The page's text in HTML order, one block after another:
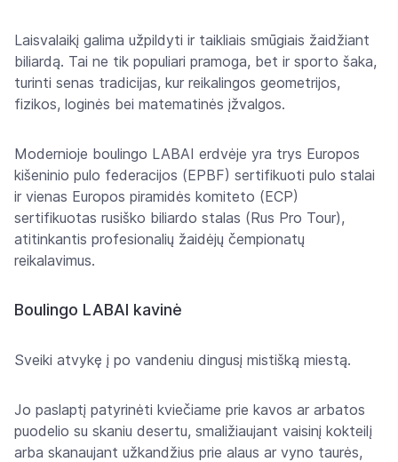
Laisvalaikį galima užpildyti ir taikliais smūgiais žaidžiant
biliardą. Tai ne tik populiari pramoga, bet ir sporto šaka,
turinti senas tradicijas, kur reikalingos geometrijos,
fizikos, loginės bei matematinės įžvalgos.
Modernioje boulingo LABAI erdvėje yra trys Europos
kišeninio pulo federacijos (EPBF) sertifikuoti pulo stalai
ir vienas Europos piramidės komiteto (ECP)
sertifikuotas rusiško biliardo stalas (Rus Pro Tour),
atitinkantis profesionalių žaidėjų čempionatų
reikalavimus.
Boulingo LABAI kavinė
Sveiki atvykę į po vandeniu dingusį mistišką miestą.
Jo paslaptį patyrinėti kviečiame prie kavos ar arbatos
puodelio su skaniu desertu, smaližiaujant vaisinį kokteilį
arba skanaujant užkandžius prie alaus ar vyno taurės,